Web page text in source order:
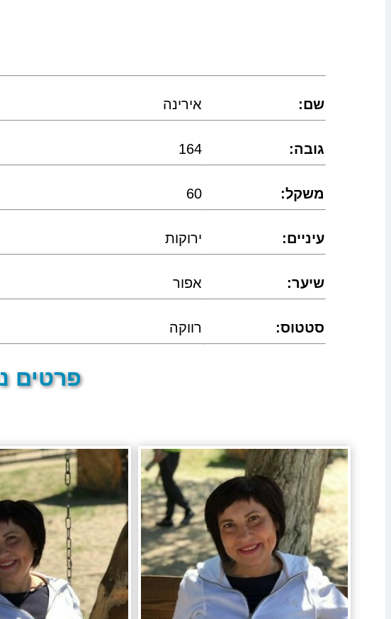
אירינה :שם
164 :גובה
60 :משקל
ירוקות :עיניים
אפור :שיער
רווקה :סטטוס
פרטים נוספים